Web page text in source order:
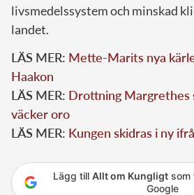
livsmedelssystem och minskad
landet.
LÄS MER: Mette-Marits nya
Haakon
LÄS MER: Drottning Margrethes
väcker oro
LÄS MER: Kungen skidras i ny
Lägg till Allt om Kungligtsom
Google